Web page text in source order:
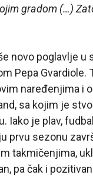
gradom (…)
novo poglavlje
Pepa Gvardiole.
naređenjima i
sa kojim je
Iako je plav,
prvu sezonu
takmičenjima,
pa čak i